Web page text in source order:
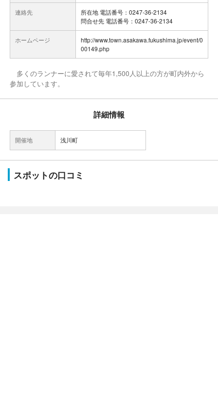
連絡先
所在地 電話番号：0247-36-2134
問合せ先 電話番号：0247-36-2134
ホームページ
http://www.town.asakawa.fukushima.jp/event/0
00149.php
多くのランナーに愛されて毎年1,500人以上の方が町内外から
参加しています。
詳細情報
開催地 浅川町
スポットの口コミ